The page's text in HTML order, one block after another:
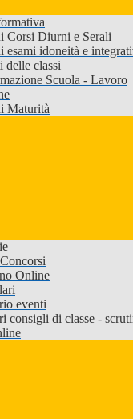
Corsi Diurni e Serali
esami idoneità e
delle classi
Scuola - Lavoro
Maturità
Online
eventi
consigli di classe -